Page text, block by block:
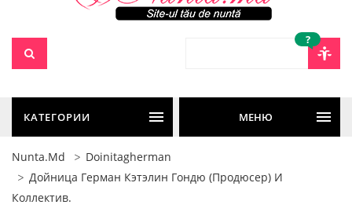
?
КАТЕГОРИИ МЕНЮ
Nunta.md
Doinitagherman
Дойница Герман Кэтэлин Гондю (Продюсер) И
Коллектив.